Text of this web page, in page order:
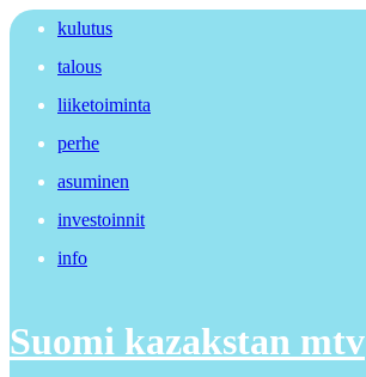
kulutus
talous
liiketoiminta
perhe
asuminen
investoinnit
info
Suomi kazakstan mtv